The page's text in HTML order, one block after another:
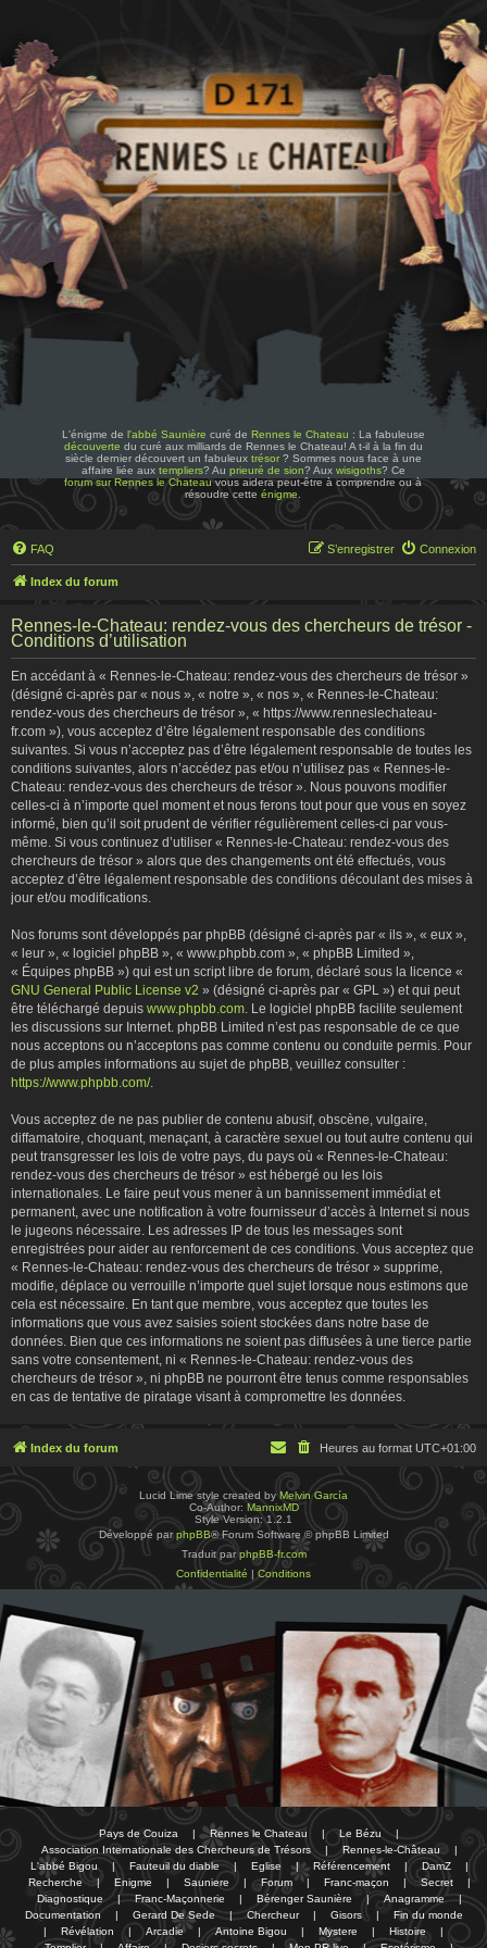
L'énigme de l'abbé Saunière curé de Rennes le Chateau : La fabuleuse
découverte du curé aux milliards de Rennes le Chateau! A t-il à la fin du
siècle dernier découvert un fabuleux trésor? Sommes nous face à une
affaire liée aux templiers? Au prieuré de sion? Aux wisigoths? Ce
forum sur Rennes le Chateauvous aidera peut-être à comprendre ou à
résoudre cetteénigme
FAQ Connexion
S’enregistrer
Index du forum
Rennes-le-Chateau: rendez-vous des chercheurs de trésor -
Conditions d’utilisation
En accédant à « Rennes-le-Chateau: rendez-vous des chercheurs de trésor »
(désigné ci-après par « nous », « notre », « nos », « Rennes-le-Chateau:
rendez-vous des chercheurs de trésor », « https://www.renneslechateau-
fr.com »), vous acceptez d’être légalement responsable des conditions
suivantes. Si vous n’acceptez pas d’être légalement responsable de toutes les
conditions suivantes, alors n’accédez pas et/ou n’utilisez pas « Rennes-le-
Chateau: rendez-vous des chercheurs de trésor ». Nous pouvons modifier
celles-ci à n’importe quel moment et nous ferons tout pour que vous en soyez
informé, bien qu’il soit prudent de vérifier régulièrement celles-ci par vous-
même. Si vous continuez d’utiliser « Rennes-le-Chateau: rendez-vous des
chercheurs de trésor » alors que des changements ont été effectués, vous
acceptez d’être légalement responsable des conditions découlant des mises à
jour et/ou modifications.
Nos forums sont développés par phpBB (désigné ci-après par « ils », « eux »,
« leur », « logiciel phpBB », « www.phpbb.com », « phpBB Limited »,
« Équipes phpBB ») qui est un script libre de forum, déclaré sous la licence «
GNU General Public License v2 » (désigné ci-après par « GPL ») et qui peut
être téléchargé depuis www.phpbb.com. Le logiciel phpBB facilite seulement
les discussions sur Internet. phpBB Limited n’est pas responsable de ce que
nous acceptons ou n’acceptons pas comme contenu ou conduite permis. Pour
de plus amples informations au sujet de phpBB, veuillez consulter :
https://www.phpbb.com/.
Vous acceptez de ne pas publier de contenu abusif, obscène, vulgaire,
diffamatoire, choquant, menaçant, à caractère sexuel ou tout autre contenu qui
peut transgresser les lois de votre pays, du pays où « Rennes-le-Chateau:
rendez-vous des chercheurs de trésor » est hébergé ou les lois
internationales. Le faire peut vous mener à un bannissement immédiat et
permanent, avec une notification à votre fournisseur d’accès à Internet si nous
le jugeons nécessaire. Les adresses IP de tous les messages sont
enregistrées pour aider au renforcement de ces conditions. Vous acceptez que
« Rennes-le-Chateau: rendez-vous des chercheurs de trésor » supprime,
modifie, déplace ou verrouille n’importe quel sujet lorsque nous estimons que
cela est nécessaire. En tant que membre, vous acceptez que toutes les
informations que vous avez saisies soient stockées dans notre base de
données. Bien que ces informations ne soient pas diffusées à une tierce partie
sans votre consentement, ni « Rennes-le-Chateau: rendez-vous des
chercheurs de trésor », ni phpBB ne pourront être tenus comme responsables
en cas de tentative de piratage visant à compromettre les données.
Index du forum Heures au format UTC+01:00
Lucid Lime style created by Melvin García
Co-Author: MannixMD
Style Version: 1.2.1
Développé parphpBB® Forum Software © phpBB Limited
Traduit par phpBB-fr.com
Confidentialité | Conditions
Pays de Couiza | Rennes le Chateau | Le Bézu
|
Association Internationale des Chercheurs de Trésors
| Rennes-le-Château
|
L'abbé Bigou
| Fauteuil du diable | Eglise | Référencement | DamZ
|
Recherche
| Enigme | Sauniere | Forum | Franc-maçon | Secret
|
Diagnostique
| Franc-Maçonnerie | Bérenger Saunière | Anagramme
|
Documentation
| Gerard De Sede | Chercheur | Gisors |
Fin du monde
|
Révélation | Arcadie | Antoine Bigou | Mystere | Histoire
|